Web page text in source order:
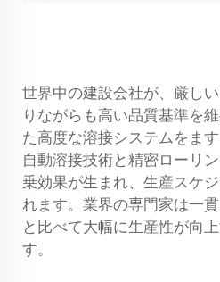
世界中の建設会社が、厳し
りながらも高い品質基準を
た高度な溶接システムをま
自動溶接技術と精密ローリ
乗効果が生まれ、生産スケ
れます。業界の専門家は一
と比べて大幅に生産性が向
す。